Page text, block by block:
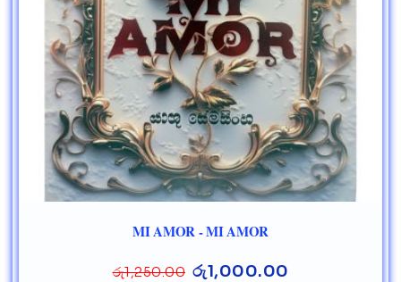
MI AMOR - MI AMOR
රු1,250.00 රු1,000.00